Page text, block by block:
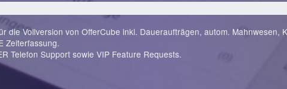
die Vollversion von OfferCube inkl. Daueraufträgen, autom. Mahnwesen,
Zeiterfassung.
Telefon Support sowie VIP Feature Requests.